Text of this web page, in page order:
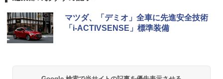
マツダ、「デミオ」全車に先進安全技術
「i-ACTIVSENSE」標準装備